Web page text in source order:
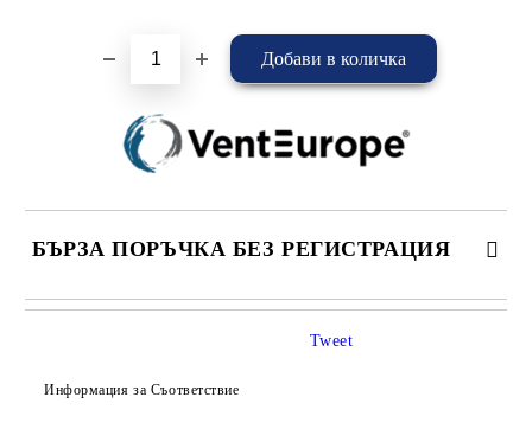
БЪРЗА ПОРЪЧКА БЕЗ РЕГИСТРАЦИЯ
САМО ПОПЪЛНЕТЕ 4 ПОЛЕТА
Информация за Съответствие
Tweet